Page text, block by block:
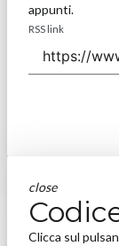
appunti.
RSS link
close
Clicca sul